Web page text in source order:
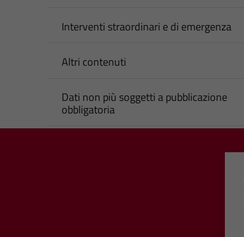
Interventi straordinari e di emergenza
Altri contenuti
Dati non più soggetti a pubblicazione
obbligatoria